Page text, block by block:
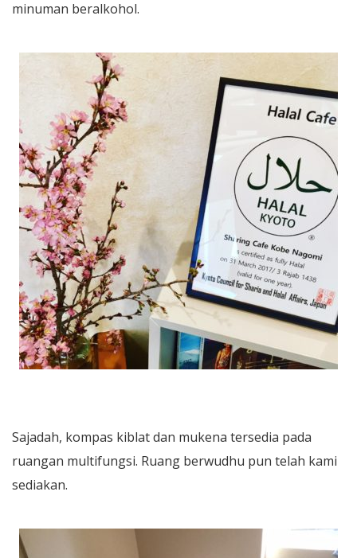
minuman beralkohol.
Sajadah, kompas kiblat dan mukena tersedia pada
ruangan multifungsi. Ruang berwudhu pun telah kami
sediakan.